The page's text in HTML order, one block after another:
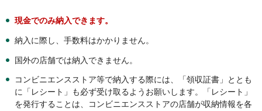
現金でのみ納入できます。
納入に際し、手数料はかかりません。
国外の店舗では納入できません。
コンビニエンスストア等で納入する際には、「領収証書」ととも
に「レシート」も必ず受け取るようお願いします。「レシート」
を発行することは、コンビニエンスストアの店舗が収納情報を各